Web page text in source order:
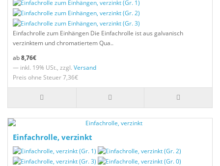
Einfachrolle zum Einhängen Die Einfachrolle ist aus galvanisch
verzinktem und chromatiertem Qua..
8,76€
— inkl. 19% USt., zzgl. Versand
Preis ohne Steuer 7,36€
Einfachrolle, verzinkt